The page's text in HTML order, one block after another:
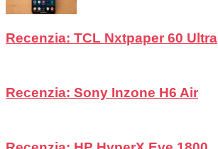
Recenzia: TCL Nxtpaper 60 Ultra
Recenzia: Sony Inzone H6 Air